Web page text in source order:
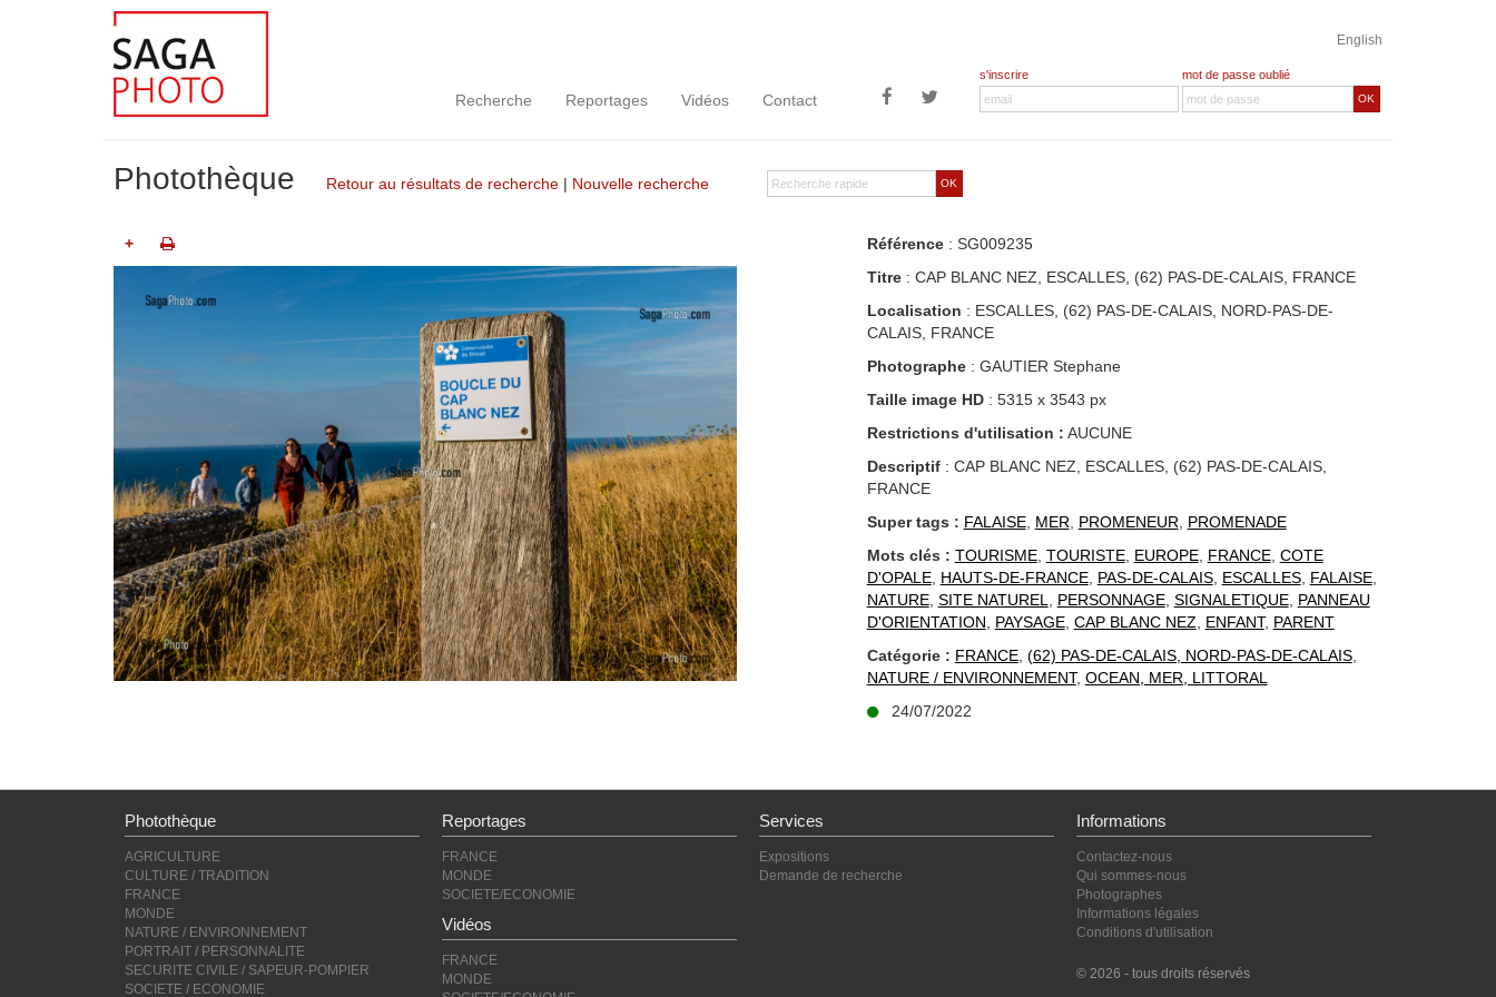
English
Recherche Reportages Vidéos Contact
s'inscrire mot de passe oublié
OK
OK
Photothèque Retour au résultats de recherche | Nouvelle recherche
+ Référence: SG009235
Titre: CAP BLANC NEZ, ESCALLES, (62) PAS-DE-CALAIS, FRANCE
Localisation : ESCALLES, (62) PAS-DE-CALAIS, NORD-PAS-DE-
CALAIS, FRANCE
Photographe: GAUTIER Stephane
Taille image HD: 5315 x 3543 px
Restrictions d'utilisation : AUCUNE
Descriptif: CAP BLANC NEZ, ESCALLES, (62) PAS-DE-CALAIS,
FRANCE
Super tags : FALAISE, MER PROMENEUR
PROMENADE
Mots clés : TOURISME, TOURISTE, EUROPE, FRANCE, COTE
D'OPALE, HAUTS-DE-FRANCE, PAS-DE-CALAIS, ESCALLES, FALAISE,
NATURE, SITE NATUREL PERSONNAGE, SIGNALETIQUE, PANNEAU
D'ORIENTATION
PAYSAGE, CAP BLANC NEZ ENFANT, PARENT
Catégorie : FRANCE, (62) PAS-DE-CALAIS, NORD-PAS-DE-CALAIS,
NATURE / ENVIRONNEMENT, OCEAN, MER, LITTORAL
24/07/2022
Photothèque
AGRICULTURE
CULTURE / TRADITION
FRANCE
MONDE
NATURE / ENVIRONNEMENT
PORTRAIT / PERSONNALITE
SECURITE CIVILE / SAPEUR-POMPIER
SOCIETE / ECONOMIE
Reportages
FRANCE
MONDE
SOCIETE/ECONOMIE
Vidéos
FRANCE
MONDE
Services
Expositions
Demande de recherche
Informations
Contactez-nous
Qui sommes-nous
Photographes
Informations légales
Conditions d'utilisation
© 2026 - tous droits réservés